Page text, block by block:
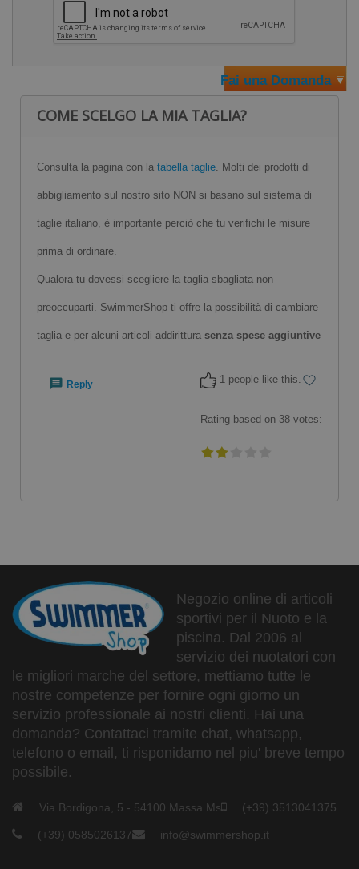
Verificare le proprie misure nella "
ordinare
Fai una Domanda
COME SCELGO LA MIA TAGLIA?
Consulta la pagina con la tabella taglie. Molti dei prodotti di
abbigliamento sul nostro sito NON si basano sul sistema di
taglie italiano, è importante perciò che tu verifichi le misure
prima di ordinare.
Qualora tu dovessi scegliere la taglia sbagliata non
preoccuparti. SwimmerShop ti offre la possibilità di cambiare
taglia e per alcuni articoli addirittura senza spese aggiuntive
1 people like this.
Rating based on 38 votes:
Reply
Negozio online di articoli
sportivi per il Nuoto e la
piscina. Dal 2006 al
servizio dei nuotatori con
le migliori marche del settore, mettiamo tutte le
nostre competenze per fornire ogni giorno un
servizio professionale ai nostri clienti. Hai una
domanda? Contattaci tramite chat, whatsapp,
telefono o email, ti risponidamo nel piu' breve tempo
possibile.
Via Bordigona, 5 - 54100 Massa Ms (+39) 3513041375
(+39) 0585026137 info@swimmershop.it